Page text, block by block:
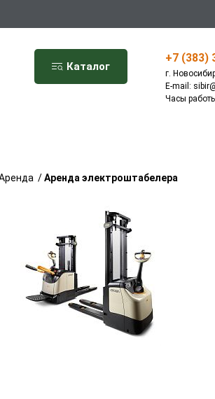
Каталог
+7 (383)
г.
E-mail:
Часы
/Аренда электроштабелера